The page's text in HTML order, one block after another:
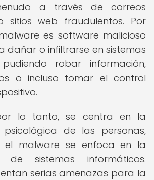
a través de correos
sitios web fraudulentos. Por
es software malicioso
dañar o infiltrarse en sistemas
pudiendo robar información,
o incluso tomar el control
lo tanto, se centra en la
psicológica de las personas,
el malware se enfoca en la
de sistemas informáticos.
serias amenazas para la